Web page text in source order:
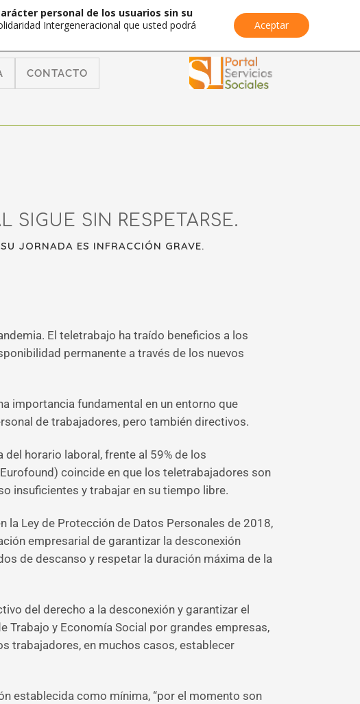
CONTACTO
SIN RESPETARSE.
JORNADA ES INFRACCIÓN GRAVE.
El teletrabajo ha traído beneficios a los
permanente a través de los nuevos
importancia fundamental en un entorno que
de trabajadores, pero también directivos.
horario laboral, frente al 59% de los
coincide en que los teletrabajadores son
insuficientes y trabajar en su tiempo libre.
Ley de Protección de Datos Personales de 2018,
empresarial de garantizar la desconexión
de descanso y respetar la duración máxima de la
del derecho a la desconexión y garantizar el
y Economía Social por grandes empresas,
trabajadores, en muchos casos, establecer
establecida como mínima, “por el momento son
personal de los usuarios sin su
Intergeneracional que usted podrá
Aceptar